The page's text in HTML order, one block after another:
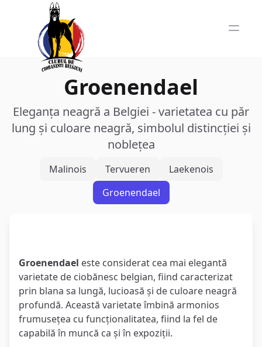
Groenendael
Eleganța neagră a Belgiei - varietatea cu păr
lung și culoare neagră, simbolul distincției și
noblețea
Malinois Tervueren
Laekenois
Groenendael
Groenendael este considerat cea mai elegantă
varietate de ciobănesc belgian, fiind caracterizat
prin blana sa lungă, lucioasă și de culoare neagră
profundă. Această varietate îmbină armonios
frumusețea cu funcționalitatea, fiind la fel de
capabilă în muncă ca și în expoziții.